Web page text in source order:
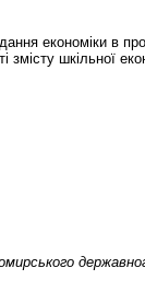
економіки в
шкільної